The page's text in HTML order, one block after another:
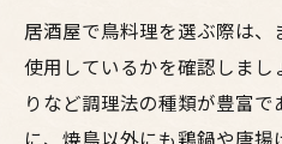
焼鳥と大阪居酒屋
鳥料理好きが注目する
居酒屋で鳥料理を選ぶ際は
使用しているかを確認しまし
りなど調理法の種類が豊富で
に、焼鳥以外にも鶏鍋や唐